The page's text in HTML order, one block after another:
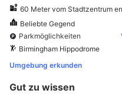
60 Meter vom Stadtzentrum
Beliebte Gegend
Parkmöglichkeiten
Birmingham Hippodrome
Umgebung erkunden
Gut zu wissen